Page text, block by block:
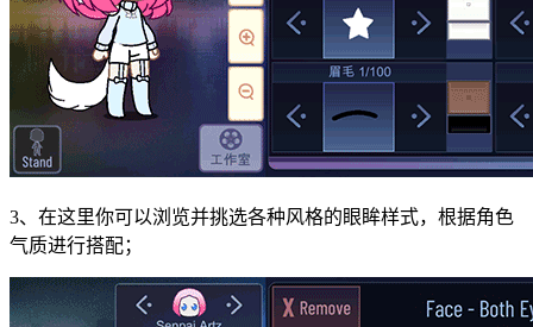
3、在这里你可以浏览并挑选各种风格的眼眸样式，根据角色
气质进行搭配；